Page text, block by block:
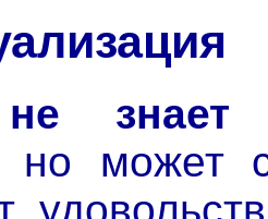
не знает
но может